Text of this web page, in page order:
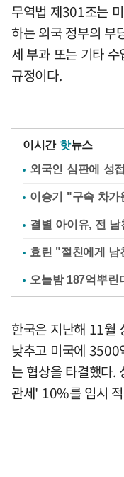
무역법 제301조는
하는 외국 정부의 부
세 부과 또는 기타
규정이다.
이시간 핫뉴스
외국인 심판에 성
이승기 "구속 차가
결별 아이유, 전
효린 "절친에게
한국은 지난해 11
낮추고 미국에 3500
는 협상을 타결했다.
관세' 10%를 임시